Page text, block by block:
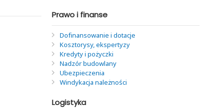
Prawo i finanse
Dofinansowanie i dotacje
Kosztorysy, ekspertyzy
Kredyty i pożyczki
Nadzór budowlany
Ubezpieczenia
Windykacja należności
Logistyka